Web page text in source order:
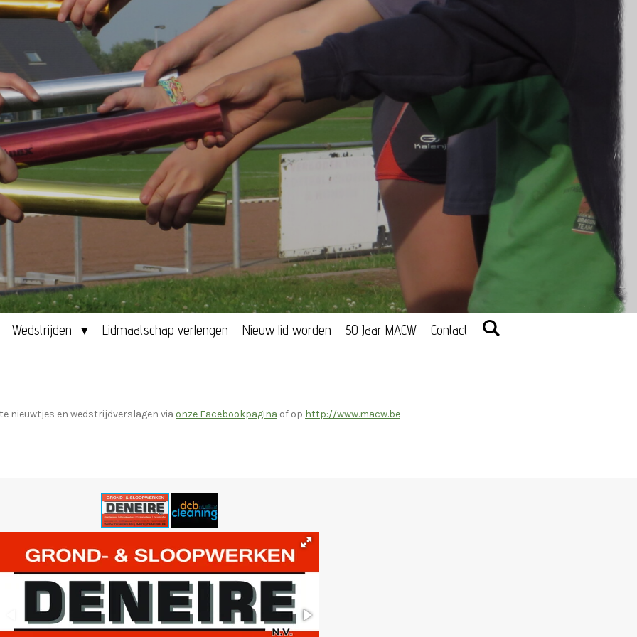
Wedstrijden Lidmaatschap verlengen Nieuw lid worden 50 Jaar MACW Contact
nieuwtjes en wedstrijdverslagen via onze Facebookpagina of op http://www.macw.be